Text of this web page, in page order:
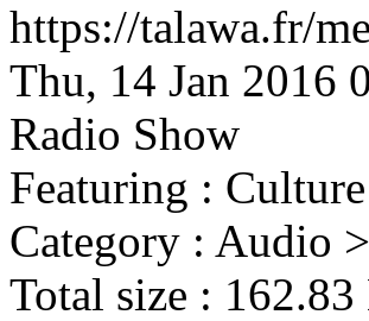
https://talawa.fr/
Thu, 14 Jan 2016
Radio Show
Featuring :
Category : Audio
Total size :